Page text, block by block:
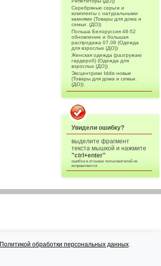
Серебряные серьги и
комплекты с натуральными
камнями (Товары для дома и
семьи. (ДО))
Польша Белоруссия 48-52
обновление и большая
распродажа 07.08 (Одежда
для взрослых (ДО))
Женская одежда (разгружаю
гардероб) (Одежда для
взрослых (ДО))
Эксцентрики Iddis новые
(Товары для дома и семьи.
(ДО))
Увидели ошибку?
выделите фрагмент
текста мышкой и нажмите
"ctrl+enter"
ошибки в отзывах пользователей не
исправляются
Политикой обработки персональных данных.